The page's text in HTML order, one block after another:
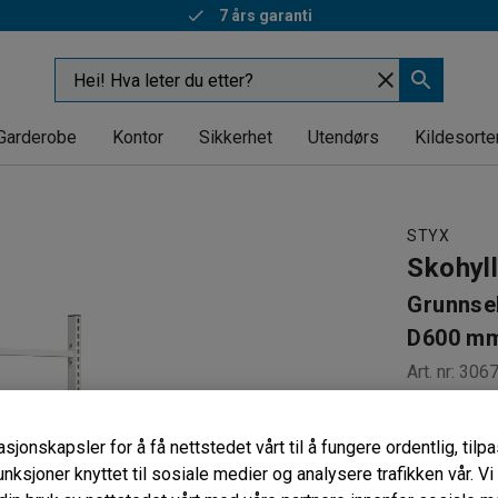
7 års garanti
Kontor Sikkerhet Utendørs
STYX
D600
Art. nr:
Kan
for å få nettstedet vårt til å fungere ordentlig,
knyttet til sosiale medier og analysere trafikken vår.